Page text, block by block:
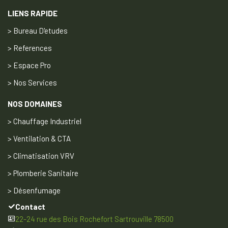
LIENS RAPIDE
> Bureau D'etudes
> References
> Espace Pro
> Nos Services
NOS DOMAINES
> Chauffage Industriel
> Ventilation & CTA
> Climatisation VRV
> Plomberie Sanitaire
> Désenfumage
Contact
22-24 rue des Bois Rochefort Sartrouville 78500